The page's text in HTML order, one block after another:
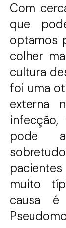
Com
que
optamos
colher
cultura
foi uma
externa
pode
muito
causa é